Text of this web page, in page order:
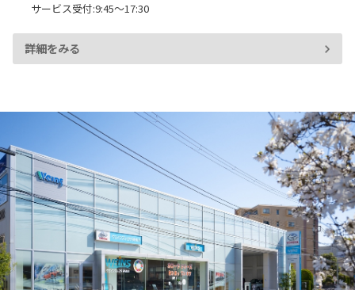
サービス受付:9:45～17:30
詳細をみる